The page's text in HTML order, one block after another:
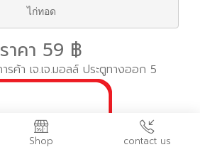
Shop contact us
ไก่ทอด
ราคา 59 ฿
า เจ.เจ.มอลล์ ประตูทางออก 5